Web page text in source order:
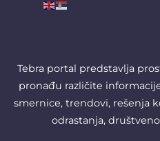
Tebra portal predstavlja
pronađu različite
smernice, trendovi, rešenja
odrastanja,